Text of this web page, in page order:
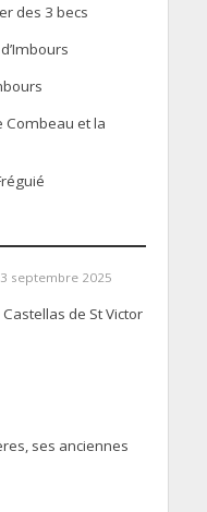
des 3 becs
Combeau et la
septembre 2025
de St Victor
ses anciennes